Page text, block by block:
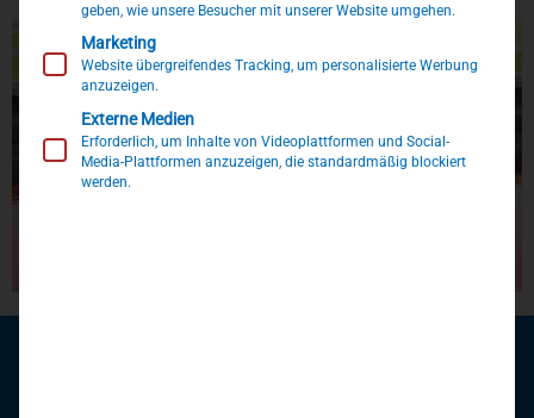
geben, wie unsere Besucher mit unserer Website umgehen.
Marketing
Website übergreifendes Tracking, um personalisierte Werbung
anzuzeigen.
Externe Medien
Erforderlich, um Inhalte von Videoplattformen und Social-
Media-Plattformen anzuzeigen, die standardmäßig blockiert
werden.